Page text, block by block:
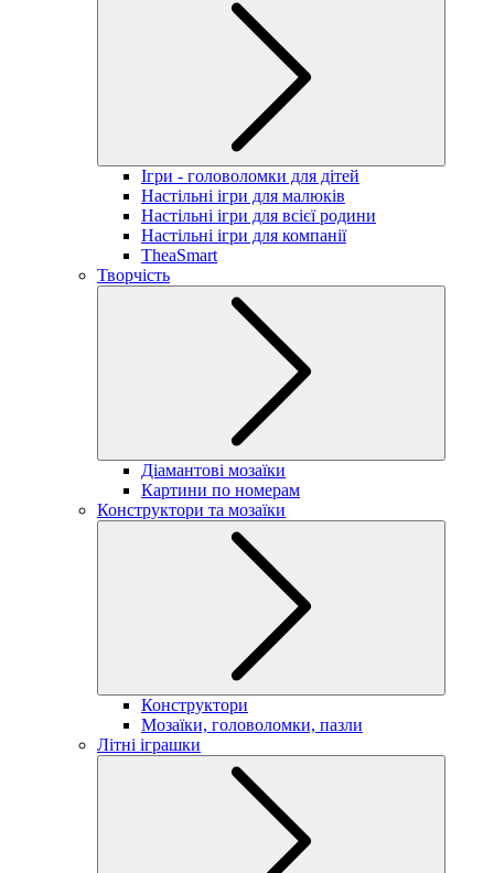
Ігри - головоломки для дітей
Настільні ігри для малюків
Настільні ігри для всієї родини
Настільні ігри для компанії
TheaSmart
Творчість
Діамантові мозаїки
Картини по номерам
Конструктори та мозаїки
Конструктори
Мозаїки, головоломки, пазли
Літні іграшки